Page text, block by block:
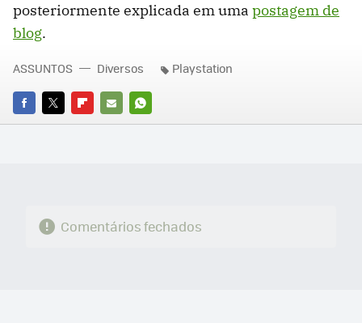
posteriormente explicada em uma postagem de
blog.
FACEBOOK
TWITTERFLIPBOARD
E-
WHATSAPP
ASSUNTOS Diversos Playstation
Comentários fechados